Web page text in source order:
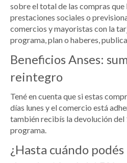
sobre el total de las compras
prestaciones sociales o
comercios y mayoristas con la
programa, plan o haberes, publica
Beneficios Anses:
reintegro
Tené en cuenta que si estas
días lunes y el comercio está
también recibís la devolución del
programa.
¿Hasta cuándo